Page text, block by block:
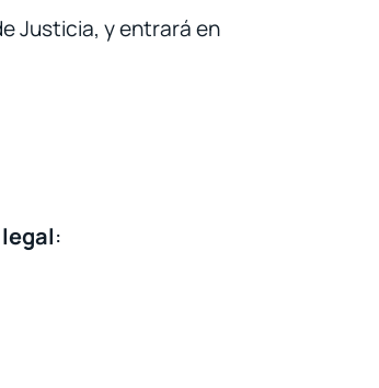
Justicia, y entrará en
: